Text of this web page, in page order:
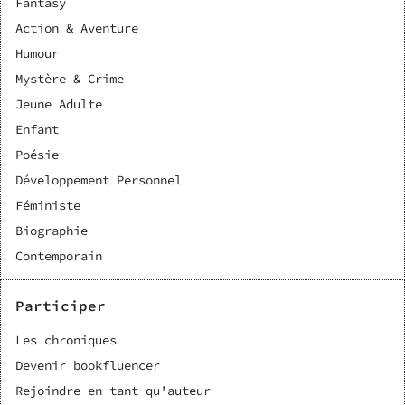
Action & Aventure
Humour
Mystère & Crime
Jeune Adulte
Enfant
Poésie
Développement Personnel
Féministe
Biographie
Contemporain
Participer
Les chroniques
Devenir bookfluencer
Rejoindre en tant qu'auteur